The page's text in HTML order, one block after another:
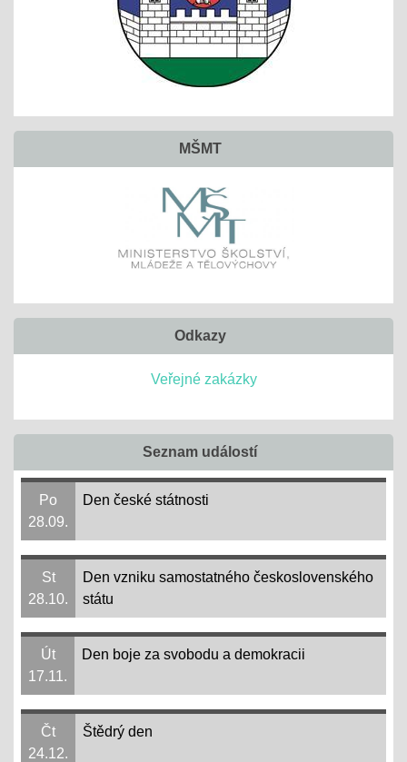
MŠMT
Odkazy
Veřejné zakázky
Seznam událostí
Po
28.09.
Den české státnosti
St
28.10.
Den vzniku samostatného československého
státu
Út
17.11.
Den boje za svobodu a demokracii
Čt
24.12.
Štědrý den